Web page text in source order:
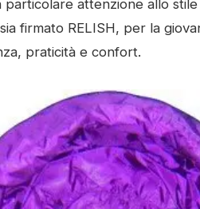
attenzione allo
firmato RELISH, per la
praticità e confort.